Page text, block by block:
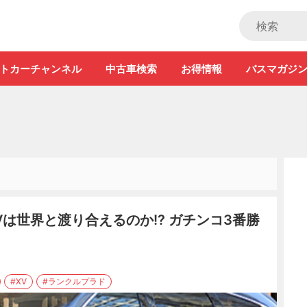
カーチャンネル 中古車検索 お得情報 バスマガジン
世界と渡り合えるのか!? ガチンコ3番勝
#XV #ランクルプラド